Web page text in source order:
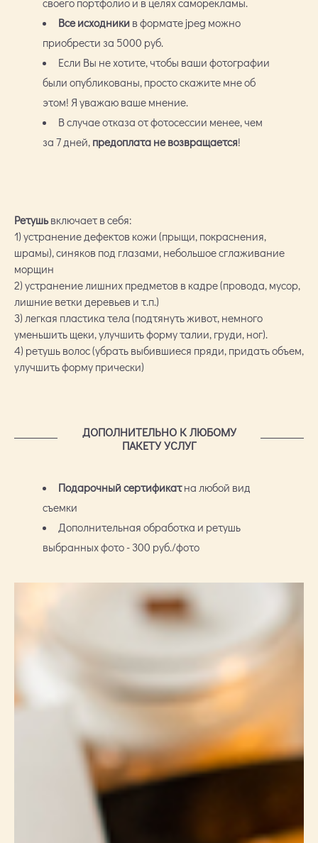
Все исходникив формате jpeg можно
приобрести за 5000 руб.
Если Вы не хотите, чтобы ваши фотографии
были опубликованы, просто скажите мне об
этом! Я уважаю ваше мнение.
В случае отказа от фотосессии менее, чем
за 7 дней, предоплата не возвращается!
Ретушьвключает в себя:
1) устранение дефектов кожи (прыщи, покраснения,
шрамы), синяков под глазами, небольшое сглаживание
морщин
2) устранение лишних предметов в кадре (провода, мусор,
лишние ветки деревьев и т.п.)
3) легкая пластика тела (подтянуть живот, немного
уменьшить щеки, улучшить форму талии, груди, ног).
4) ретушь волос (убрать выбившиеся пряди, придать объем,
улучшить форму прически)
ДОПОЛНИТЕЛЬНО К ЛЮБОМУ
ПАКЕТУ УСЛУГ
Подарочный сертификатна любой вид
съемки
Дополнительная обработка и ретушь
выбранных фото - 300 руб./фото